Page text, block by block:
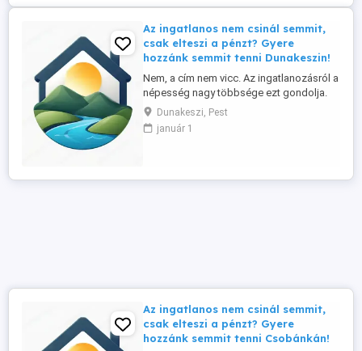
nincs semmiféle havi, vagy ...
Az ingatlanos nem csinál semmit,
csak elteszi a pénzt? Gyere
hozzánk semmit tenni Dunakeszin!
Nem, a cím nem vicc. Az ingatlanozásról a
népesség nagy többsége ezt gondolja.
Ennek tükrében ingatlan irodánk referens-
üzlettársat keres a Szentendrei szigeten
és környékén, elsősorban helyi lakos
nincs semmiféle havi, vagy ...
Dunakeszi, Pest
január 1
Az ingatlanos nem csinál semmit,
csak elteszi a pénzt? Gyere
hozzánk semmit tenni Csobánkán!